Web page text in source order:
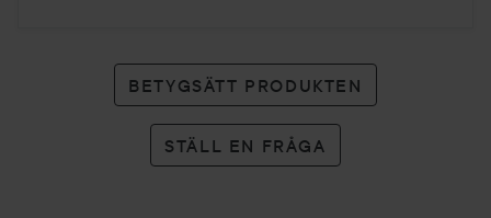
BETYGSÄTT PRODUKTEN
STÄLL EN FRÅGA